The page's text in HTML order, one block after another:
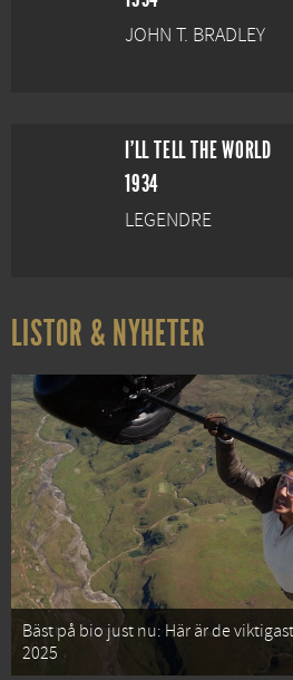
JOHN T. BRADLEY
I'LL TELL THE WORLD
1934
LEGENDRE
LISTOR & NYHETER
Bäst på bio just nu: Här är de
2025